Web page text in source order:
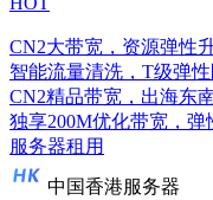
CN2大带宽，资源弹性
智能流量清洗，T级弹
CN2精品带宽，出海东
独享200M优化带宽，弹
服务器租用
中国香港服务器